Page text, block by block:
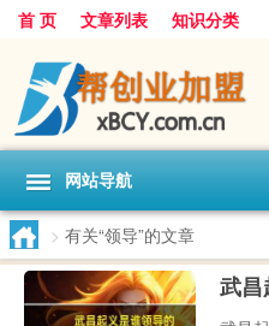
首 页 文章列表 知识分类
网站导航
> 有关“领导”的文章
武